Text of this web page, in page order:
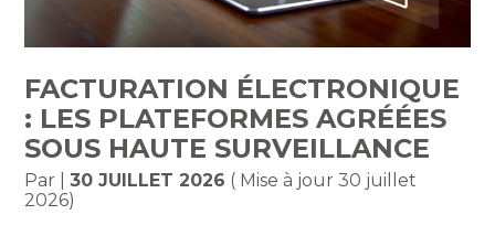
FACTURATION ÉLECTRONIQUE
: LES PLATEFORMES AGRÉÉES
SOUS HAUTE SURVEILLANCE
Par |30 JUILLET 2026 ( Mise à jour 30 juillet
2026)